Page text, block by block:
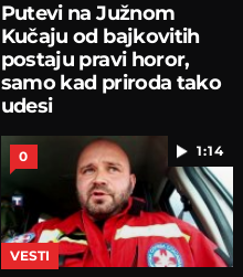
Putevi na Južnom
Kučaju od bajkovitih
postaju pravi horor,
samo kad priroda tako
udesi
1:14
0
VESTI